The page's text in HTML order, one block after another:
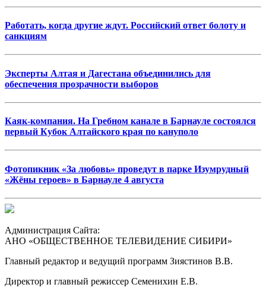
Работать, когда другие ждут. Российский ответ болоту и
санкциям
Эксперты Алтая и Дагестана объединились для
обеспечения прозрачности выборов
Каяк-компания. На Гребном канале в Барнауле состоялся
первый Кубок Алтайского края по кануполо
Фотопикник «За любовь» проведут в парке Изумрудный
«Жёны героев» в Барнауле 4 августа
Администрация Сайта:
АНО «ОБЩЕСТВЕННОЕ ТЕЛЕВИДЕНИЕ СИБИРИ»
Главный редактор и ведущий программ Зиястинов В.В.
Директор и главный режиссер Семенихин Е.В.